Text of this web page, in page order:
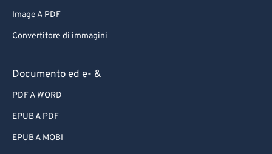
Image A PDF
Convertitore di immagini
Documento ed e- &
PDF A WORD
EPUB A PDF
EPUB A MOBI